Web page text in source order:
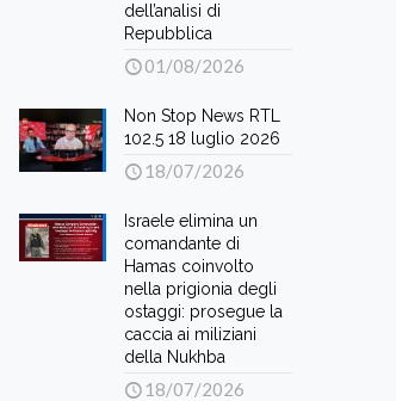
dell’analisi di
Repubblica
01/08/2026
Non Stop News RTL
102.5 18 luglio 2026
18/07/2026
Israele elimina un
comandante di
Hamas coinvolto
nella prigionia degli
ostaggi: prosegue la
caccia ai miliziani
della Nukhba
18/07/2026